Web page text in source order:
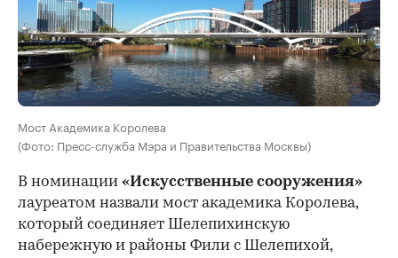
Мост Академика Королева
(Фото: Пресс-служба Мэра и Правительства Москвы)
В номинации «Искусственные сооружения»
лауреатом назвали мост академика Королева,
который соединяет Шелепихинскую
набережную и районы Фили с Шелепихой,